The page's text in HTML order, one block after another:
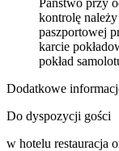
Państwo przy
kontrolę
paszportowej
karcie
pokład
Dodatkowe
Do dyspozycji gości
w hotelu restauracja